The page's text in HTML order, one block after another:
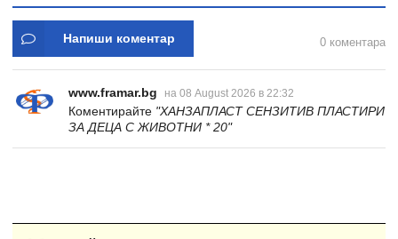
Напиши коментар 0 коментара
www.framar.bg на 08 August 2026 в 22:32
Коментирайте "ХАНЗАПЛАСТ СЕНЗИТИВ ПЛАСТИРИ
ЗА ДЕЦА С ЖИВОТНИ * 20"